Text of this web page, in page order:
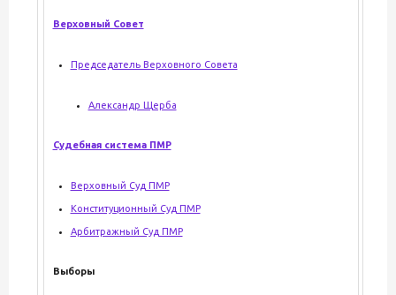
Верховный Совет
Председатель Верховного Совета
Александр Щерба
Судебная система ПМР
Верховный Суд ПМР
Конституционный Суд ПМР
Арбитражный Суд ПМР
Выборы